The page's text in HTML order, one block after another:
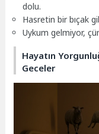
dolu.
Hasretin bir bıçak
Uykum gelmiyor,
Hayatın
Geceler